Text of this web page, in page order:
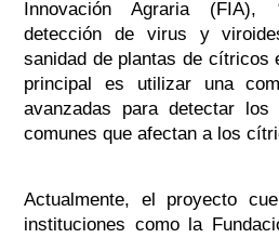
Innovación Agraria (FIA),
detección de virus y
sanidad de plantas de cítricos
principal es utilizar una
avanzadas para detectar
comunes que afectan a los
Actualmente, el proyecto
instituciones como la